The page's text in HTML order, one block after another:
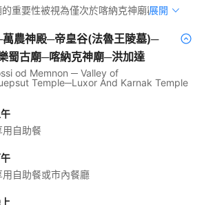
重要性被視為僅次於喀納克神廟群。
展開
農神殿─帝皇谷(法魯王陵墓)─
蜀古廟─喀納克神廟─洪加達
od Memnon ─ Valley of
Temple─Luxor And Karnak Temple
午
自助餐
午
用自助餐或市內餐廳